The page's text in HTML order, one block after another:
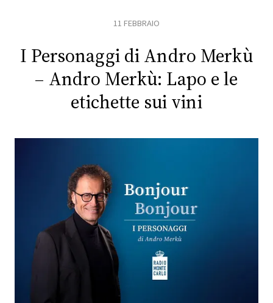
RADIO
PLAYLIST
CONCORSI
EVENTI
11 FEBBRAIO
I Personaggi di Andro Merkù
– Andro Merkù: Lapo e le
etichette sui vini